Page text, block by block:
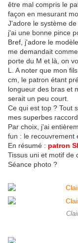
être mal compris le
façon en mesurant
J'adore le système
j'ai une bonne pince
Bref, j'adore le
me demandait
porte du M et là, on
L. A noter que mon
cm, le patron étant
longueur des bras et
serait un peu court.
Ce qui est top ? Tout
mes superbes
Par choix, j'ai
fun : le recouvrement
En résumé : patron
Tissus uni et motif de
Séance photo ?